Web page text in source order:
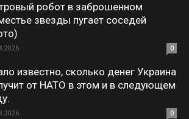
робот в заброшенном
звезды пугает соседей
0
известно, сколько денег Украина
от НАТО в этом и в следующем
0